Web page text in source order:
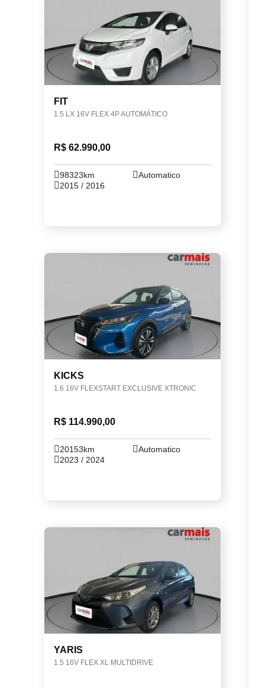
FIT
1.5 LX 16V FLEX 4P AUTOMÁTICO
R$ 62.990,00
98323km
Automatico
2015 / 2016
KICKS
1.6 16V FLEXSTART EXCLUSIVE XTRONIC
R$ 114.990,00
20153km
Automatico
2023 / 2024
YARIS
1.5 16V FLEX XL MULTIDRIVE